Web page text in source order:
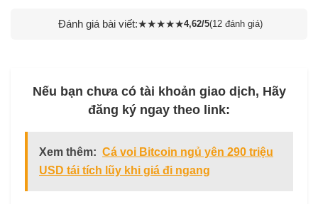
Đánh giá bài viết:★★★★★4,62/5(12 đánh giá)
Nếu bạn chưa có tài khoản giao dịch, Hãy
đăng ký ngay theo link:
Xem thêm: Cá voi Bitcoin ngủ yên 290 triệu
USD tái tích lũy khi giá đi ngang